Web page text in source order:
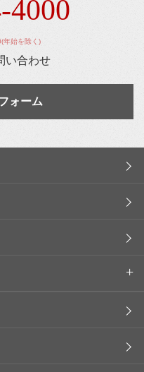
4000
年始を除く)
い合わせ
ォーム